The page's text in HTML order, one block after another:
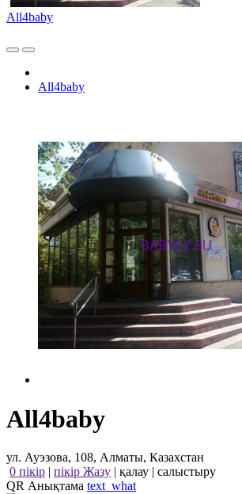
All4baby
All4baby
All4baby
ул. Ауэзова, 108, Алматы, Казахстан
0 пікір | пікір Жазу | қалау | салыстыру
QR Анықтама text_what